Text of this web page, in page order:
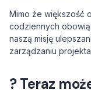
Mimo że większość
codziennych
naszą misję
zarządzaniu
? Teraz